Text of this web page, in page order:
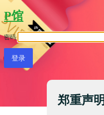
P馆
密码
郑重声明